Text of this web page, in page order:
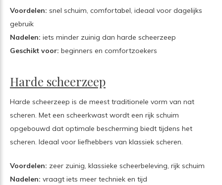
Voordelen: snel schuim, comfortabel, ideaal voor dagelijks
gebruik
Nadelen: iets minder zuinig dan harde scheerzeep
Geschikt voor: beginners en comfortzoekers
Harde scheerzeep
Harde scheerzeep is de meest traditionele vorm van nat
scheren. Met een scheerkwast wordt een rijk schuim
opgebouwd dat optimale bescherming biedt tijdens het
scheren. Ideaal voor liefhebbers van klassiek scheren.
Voordelen: zeer zuinig, klassieke scheerbeleving, rijk schuim
Nadelen: vraagt iets meer techniek en tijd